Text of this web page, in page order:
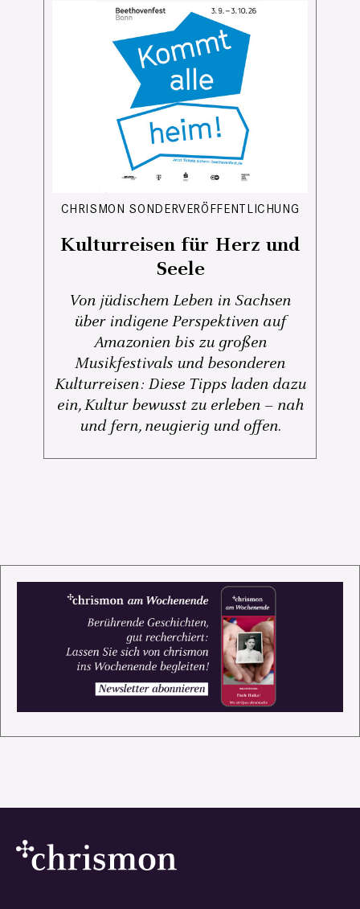
CHRISMON SONDERVERÖFFENTLICHUNG
Kulturreisen für Herz und
Seele
Von jüdischem Leben in Sachsen
über indigene Perspektiven auf
Amazonien bis zu großen
Musikfestivals und besonderen
Kulturreisen: Diese Tipps laden dazu
ein, Kultur bewusst zu erleben – nah
und fern, neugierig und offen.